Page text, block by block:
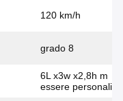
120 km/h
grado 8
6L x3w x2,8h m （
essere